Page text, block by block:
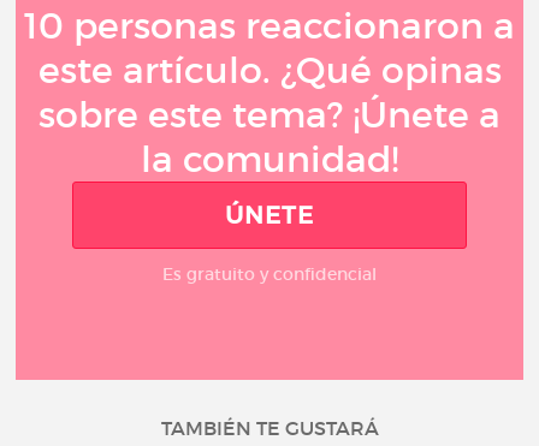
10 personas reaccionaron a
este artículo. ¿Qué opinas
sobre este tema? ¡Únete a
la comunidad!
ÚNETE
Es gratuito y confidencial
TAMBIÉN TE GUSTARÁ